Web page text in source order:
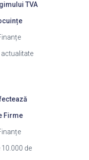
TVA
actualitate
Firme
de